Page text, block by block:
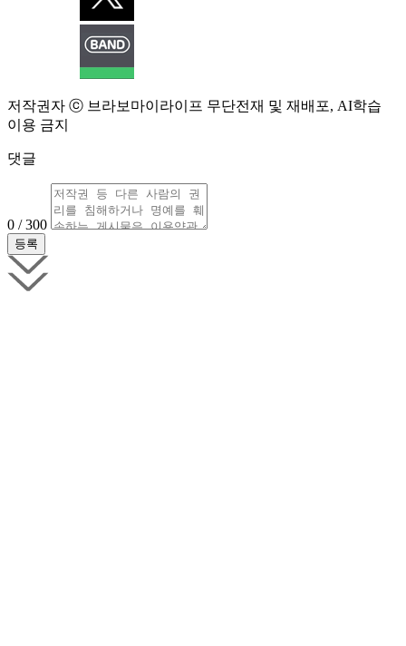
저작권자 ⓒ 브라보마이라이프 무단전재 및 재배포, AI학습
이용 금지
댓글
0 / 300